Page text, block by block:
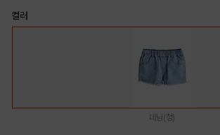
컬러
데님(청)